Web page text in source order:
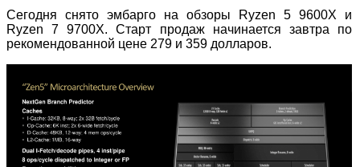
Сегодня снято эмбарго на обзоры Ryzen 5 9600X и
Ryzen 79700X. Старт продаж начинается завтра по
рекомендованной цене 279 и 359 долларов.